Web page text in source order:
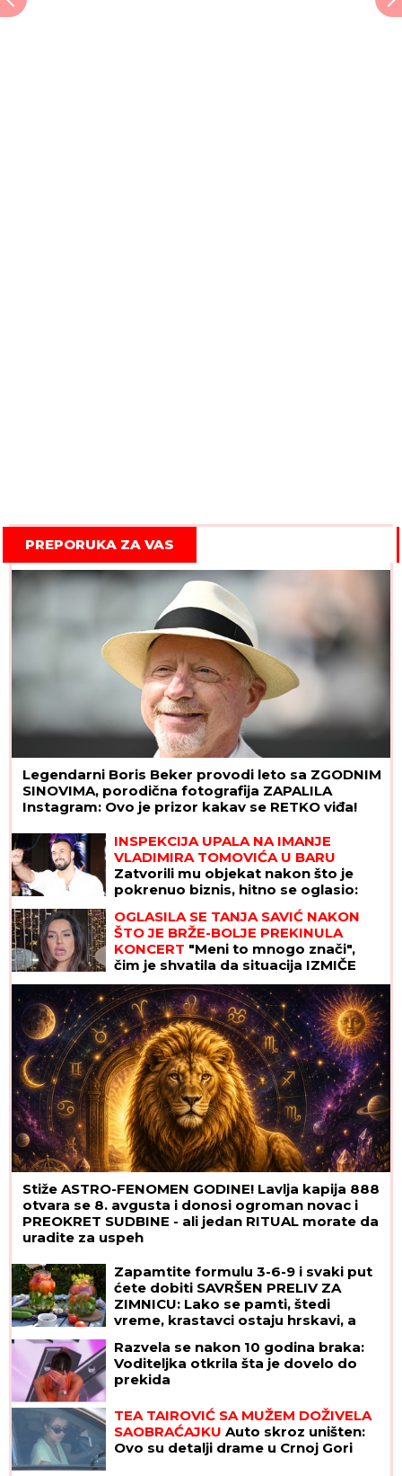
PREPORUKA ZA VAS
Legendarni Boris Beker provodi leto sa ZGODNIM
SINOVIMA, porodična fotografija ZAPALILA
Instagram: Ovo je prizor kakav se RETKO viđa!
INSPEKCIJA UPALA NA IMANJE
VLADIMIRA TOMOVIĆA U BARU
Zatvorili mu objekat nakon što je
pokrenuo biznis, hitno se oglasio:
OGLASILA SE TANJA SAVIĆ NAKON
ŠTO JE BRŽE-BOLJE PREKINULA
KONCERT "Meni to mnogo znači",
čim je shvatila da situacija IZMIČE
KONTROLI morala da reaguje
Stiže ASTRO-FENOMEN GODINE! Lavlja kapija 888
otvara se 8. avgusta i donosi ogroman novac i
PREOKRET SUDBINE - ali jedan RITUAL morate da
uradite za uspeh
Zapamtite formulu 3-6-9 i svaki put
ćete dobiti SAVRŠEN PRELIV ZA
ZIMNICU: Lako se pamti, štedi
vreme, krastavci ostaju hrskavi, a
Razvela se nakon 10 godina braka:
Voditeljka otkrila šta je dovelo do
prekida
TEA TAIROVIĆ SA MUŽEM DOŽIVELA
SAOBRAĆAJKU Auto skroz uništen:
Ovo su detalji drame u Crnoj Gori